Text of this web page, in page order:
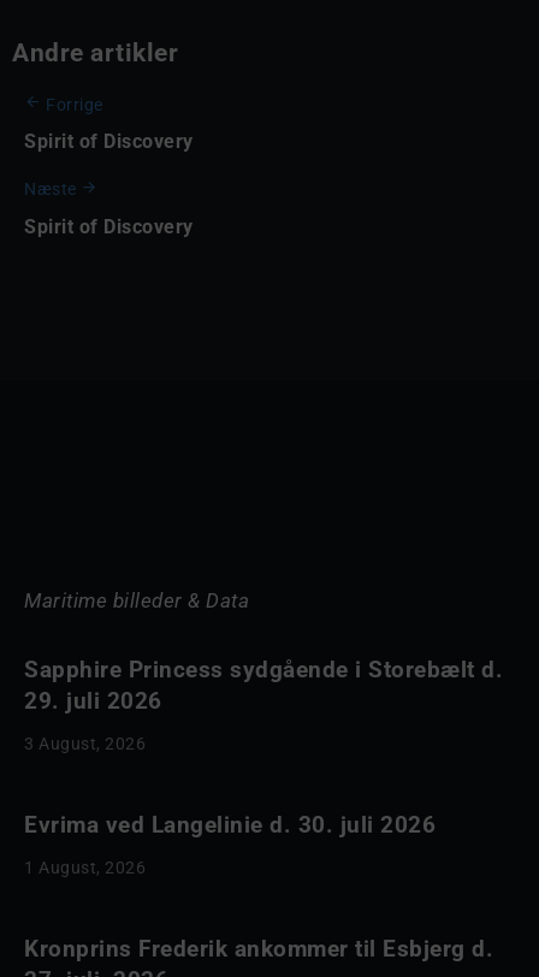
Andre artikler
Forrige
Spirit of Discovery
Næste
Spirit of Discovery
Maritime billeder & Data
Sapphire Princess sydgående i Storebælt d.
29. juli 2026
3 August, 2026
Evrima ved Langelinie d. 30. juli 2026
1 August, 2026
Kronprins Frederik ankommer til Esbjerg d.